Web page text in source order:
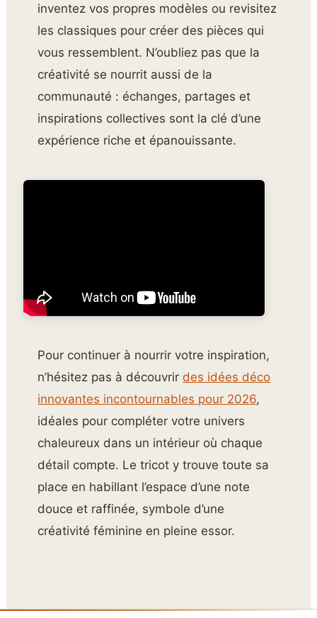
inventez vos propres modèles ou revisitez
les classiques pour créer des pièces qui
vous ressemblent. N’oubliez pas que la
créativité se nourrit aussi de la
communauté : échanges, partages et
inspirations collectives sont la clé d’une
expérience riche et épanouissante.
Pour continuer à nourrir votre inspiration,
n’hésitez pas à découvrir des idées déco
innovantes incontournables pour 2026,
idéales pour compléter votre univers
chaleureux dans un intérieur où chaque
détail compte. Le tricot y trouve toute sa
place en habillant l’espace d’une note
douce et raffinée, symbole d’une
créativité féminine en pleine essor.